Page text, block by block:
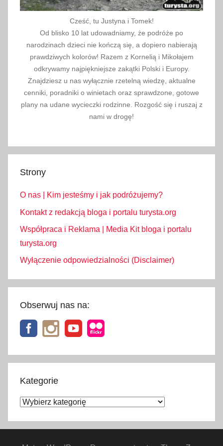
Cześć, tu Justyna i Tomek!
Od blisko 10 lat udowadniamy, że podróże po
narodzinach dzieci nie kończą się, a dopiero nabierają
prawdziwych kolorów! Razem z Kornelią i Mikołajem
odkrywamy najpiękniejsze zakątki Polski i Europy.
Znajdziesz u nas wyłącznie rzetelną wiedzę, aktualne
cenniki, poradniki o winietach oraz sprawdzone, gotowe
plany na udane wycieczki rodzinne. Rozgość się i ruszaj z
nami w drogę!
Strony
O nas | Kim jesteśmy i jak podróżujemy?
Kontakt z redakcją bloga i portalu turysta.org
Współpraca i Reklama | Media Kit bloga i portalu
turysta.org
Wyłączenie odpowiedzialności (Disclaimer)
Obserwuj nas na:
Kategorie
Kategorie